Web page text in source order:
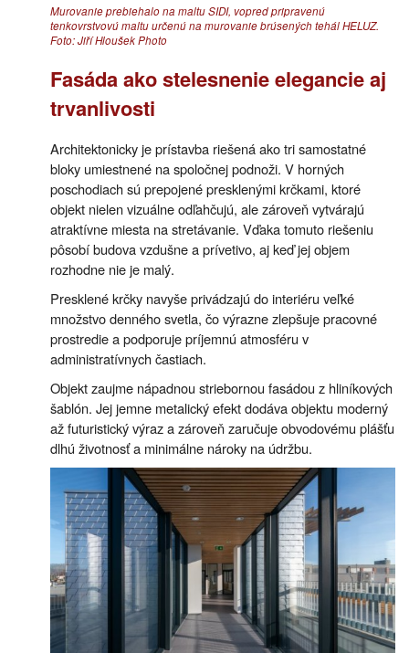
Murovanie prebiehalo na maltu SIDI, vopred pripravenú
tenkovrstvovú maltu určenú na murovanie brúsených tehál HELUZ.
Foto: Jiří Hloušek Photo
Fasáda ako stelesnenie elegancie aj
trvanlivosti
Architektonicky je prístavba riešená ako tri samostatné
bloky umiestnené na spoločnej podnoži. V horných
poschodiach sú prepojené presklenými krčkami, ktoré
objekt nielen vizuálne odľahčujú, ale zároveň vytvárajú
atraktívne miesta na stretávanie. Vďaka tomuto riešeniu
pôsobí budova vzdušne a prívetivo, aj keď jej objem
rozhodne nie je malý.
Presklené krčky navyše privádzajú do interiéru veľké
množstvo denného svetla, čo výrazne zlepšuje pracovné
prostredie a podporuje príjemnú atmosféru v
administratívnych častiach.
Objekt zaujme nápadnou striebornou fasádou z hliníkových
šablón. Jej jemne metalický efekt dodáva objektu moderný
až futuristický výraz a zároveň zaručuje obvodovému plášťu
dlhú životnosť a minimálne nároky na údržbu.